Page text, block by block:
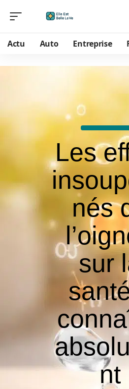
Actu Auto Entreprise
Les
nés
sur
nt